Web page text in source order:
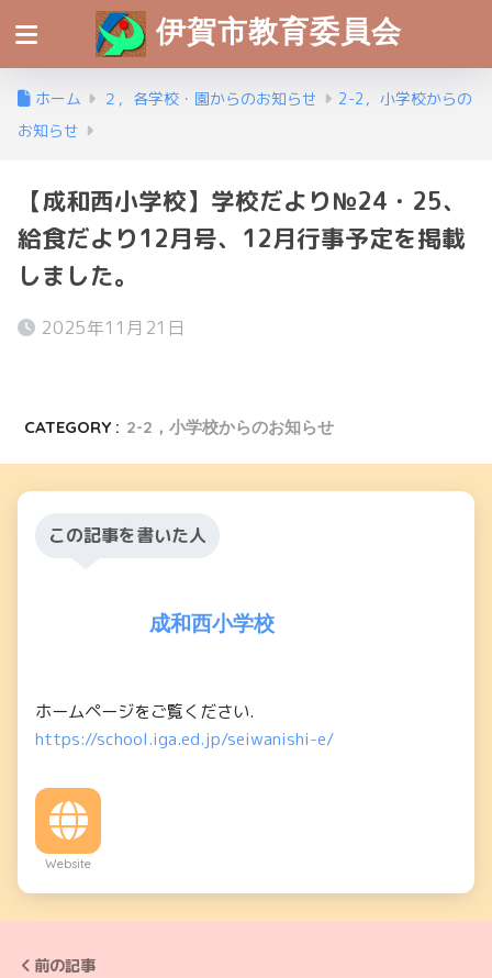
伊賀市教育委員会
ホーム ２，各学校・園からのお知らせ
2-2，小学校からの
お知らせ
【成和西小学校】学校だより№24・25、
給食だより12月号、12月行事予定を掲載
しました。
2025年11月21日
CATEGORY : 2-2，小学校からのお知らせ
この記事を書いた人
成和西小学校
ホームページをご覧ください.
https://school.iga.ed.jp/seiwanishi-e/
Website
前の記事